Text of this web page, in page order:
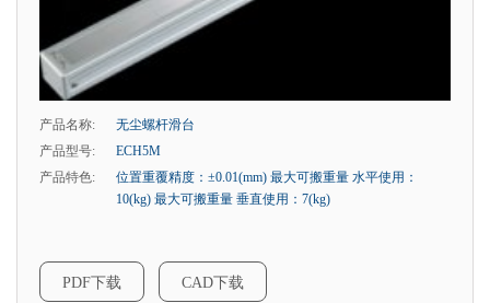
产品名称:
无尘螺杆滑台
产品型号:
ECH5M
产品特色:
位置重覆精度：±0.01(mm) 最大可搬重量 水平使用：
10(kg) 最大可搬重量 垂直使用：7(kg)
PDF下载 CAD下载